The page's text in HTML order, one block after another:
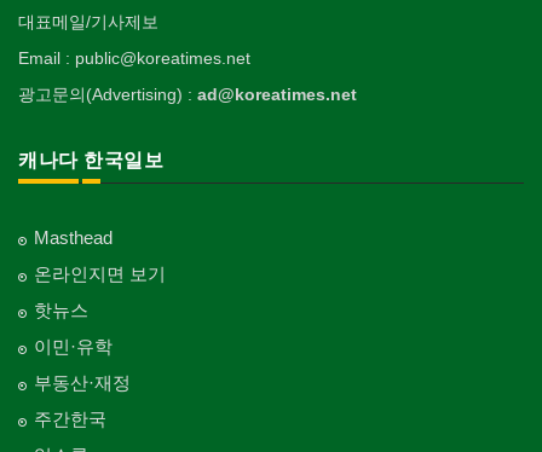
대표메일/기사제보
Email : public@koreatimes.net
광고문의(Advertising) : ad@koreatimes.net
캐나다 한국일보
Masthead
온라인지면 보기
핫뉴스
이민·유학
부동산·재정
주간한국